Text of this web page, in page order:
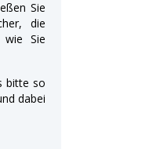
Sie
die
wie Sie
bitte so
dabei